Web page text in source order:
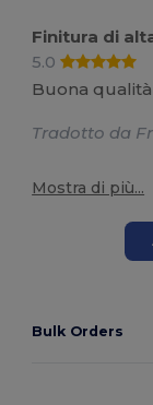
Finitura di
5.0
Buona
Tradotto da
Mostra di più...
Bulk Orders